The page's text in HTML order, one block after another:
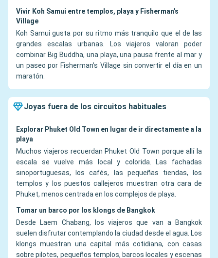
Vivir Koh Samui entre templos, playa y Fisherman’s
Village
Koh Samui gusta por su ritmo más tranquilo que el de las
grandes escalas urbanas. Los viajeros valoran poder
combinar Big Buddha, una playa, una pausa frente al mar y
un paseo por Fisherman’s Village sin convertir el día en un
maratón.
Joyas fuera de los circuitos habituales
Explorar Phuket Old Town en lugar de ir directamente a la
playa
Muchos viajeros recuerdan Phuket Old Town porque allí la
escala se vuelve más local y colorida. Las fachadas
sinoportuguesas, los cafés, las pequeñas tiendas, los
templos y los puestos callejeros muestran otra cara de
Phuket, menos centrada en los complejos de playa.
Tomar un barco por los klongs de Bangkok
Desde Laem Chabang, los viajeros que van a Bangkok
suelen disfrutar contemplando la ciudad desde el agua. Los
klongs muestran una capital más cotidiana, con casas
sobre pilotes, pequeños templos, barcos locales y escenas